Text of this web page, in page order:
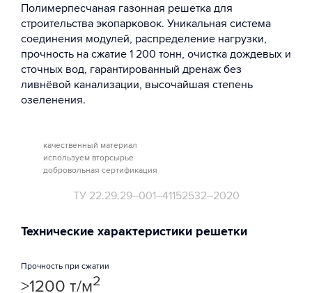
Полимерпесчаная газонная решетка для
строительства экопарковок. Уникальная система
соединения модулей, распределение нагрузки,
прочность на сжатие 1 200 тонн, очистка дождевых и
сточных вод, гарантированный дренаж без
ливнёвой канализации, высочайшая степень
озеленения.
качественный материал
используем вторсырье
добровольная сертификация
ТУ 22.29.29–001–41152532–2020
Технические характеристики решетки
Прочность при сжатии
>1200 т/м2